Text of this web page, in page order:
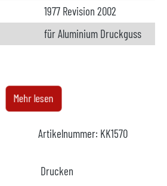
1977 Revision 2002
für Aluminium Druckguss
verfügbar
W 2300 S ProDOS DCP
2006
Mehr lesen
Artikelnummer: KK1570
Drucken